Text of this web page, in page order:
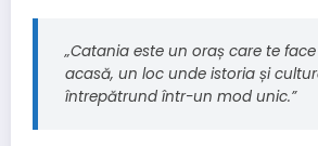
„Catania este un oraș care te
acasă, un loc unde istoria și
întrepătrund într-un mod unic.”